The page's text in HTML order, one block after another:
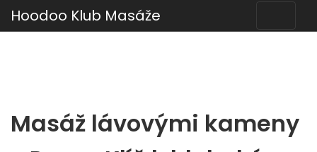
Hoodoo Klub Masáže
Masáž lávovými kameny